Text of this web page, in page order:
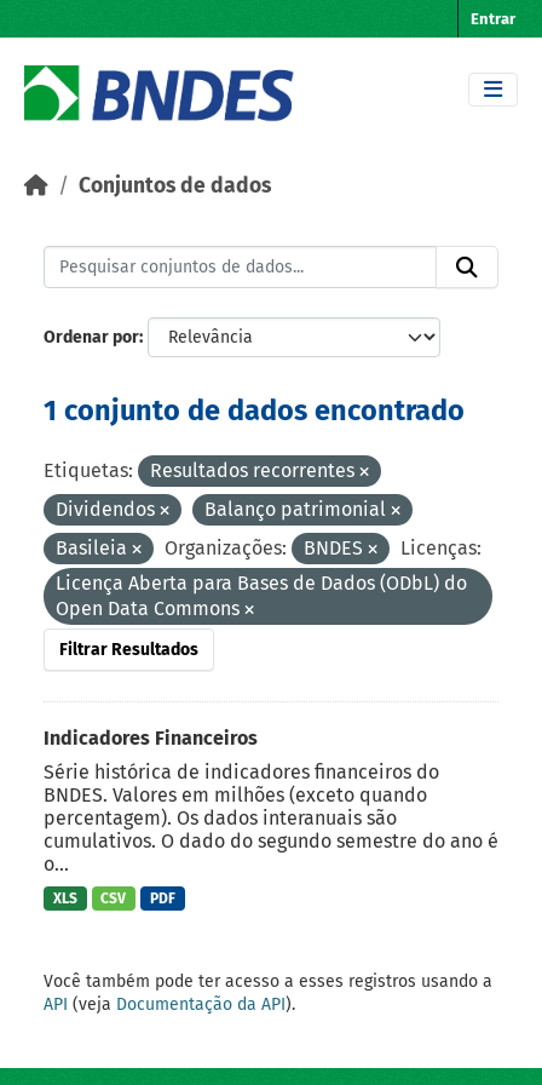
Entrar
Conjuntos de dados
Ordenar por
1 conjunto de dados encontrado
Etiquetas:
Resultados recorrentes
Dividendos
Balanço patrimonial
Basileia
Organizações: BNDES
Licenças:
Licença Aberta para Bases de Dados (ODbL) do
Open Data Commons
Filtrar Resultados
Indicadores Financeiros
Série histórica de indicadores financeiros do
BNDES. Valores em milhões (exceto quando
percentagem). Os dados interanuais são
cumulativos. O dado do segundo semestre do ano é
o...
XLS CSV PDF
Você também pode ter acesso a esses registros usando a
API (veja Documentação da API).